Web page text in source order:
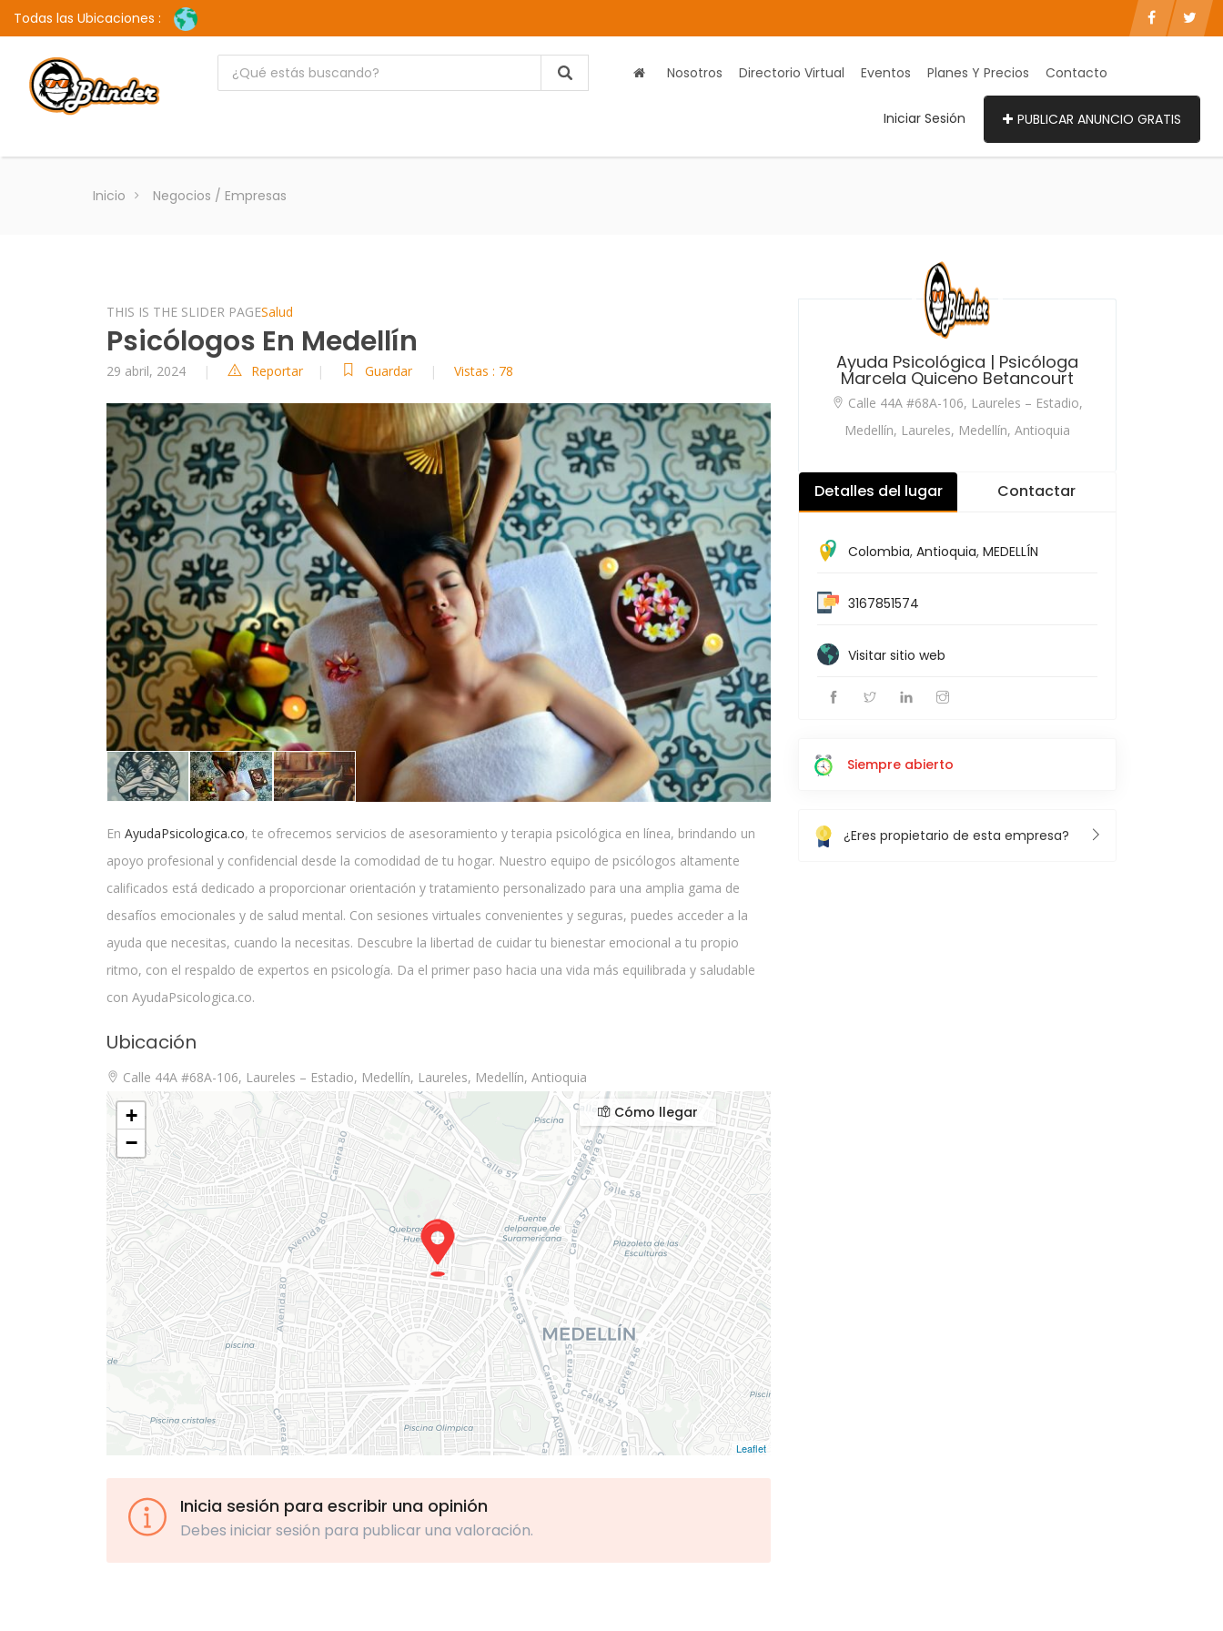
Todas las Ubicaciones :
Nosotros Directorio Virtual Eventos Planes Y Precios Contacto
Iniciar Sesión PUBLICAR ANUNCIO GRATIS
Inicio Negocios / Empresas
THIS IS THE SLIDER PAGESalud
Psicólogos En Medellín
29 abril, 2024 Reportar Guardar Vistas : 78
En AyudaPsicologica.co, te ofrecemos servicios de asesoramiento y terapia psicológica en línea, brindando un
apoyo profesional y confidencial desde la comodidad de tu hogar. Nuestro equipo de psicólogos altamente
calificados está dedicado a proporcionar orientación y tratamiento personalizado para una amplia gama de
desafíos emocionales y de salud mental. Con sesiones virtuales convenientes y seguras, puedes acceder a la
ayuda que necesitas, cuando la necesitas. Descubre la libertad de cuidar tu bienestar emocional a tu propio
ritmo, con el respaldo de expertos en psicología. Da el primer paso hacia una vida más equilibrada y saludable
con AyudaPsicologica.co.
Ubicación
Calle 44A #68A-106, Laureles – Estadio, Medellín, Laureles, Medellín, Antioquia
+
−
Leaflet
Cómo llegar
Inicia sesión para escribir una opinión
Debes iniciar sesión para publicar una valoración.
Ayuda Psicológica | Psicóloga
Marcela Quiceno Betancourt
Calle 44A #68A-106, Laureles – Estadio,
Medellín, Laureles, Medellín, Antioquia
Detalles del lugar Contactar
Colombia, Antioquia, MEDELLÍN
3167851574
Visitar sitio web
Siempre abierto
¿Eres propietario de esta empresa?